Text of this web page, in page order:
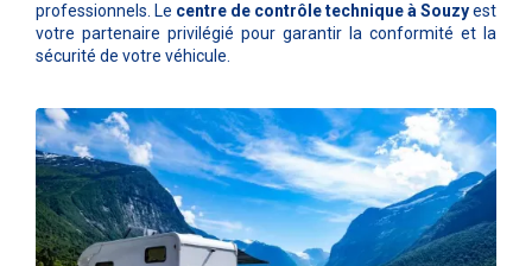
professionnels. Le centre de contrôle technique à Souzyest
votre partenaire privilégié pour garantir la conformité et la
sécurité de votre véhicule.